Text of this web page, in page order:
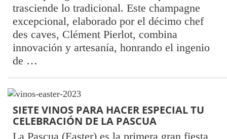
trasciende lo tradicional. Este champagne
excepcional, elaborado por el décimo chef
des caves, Clément Pierlot, combina
innovación y artesanía, honrando el ingenio
de …
SIETE VINOS PARA HACER ESPECIAL TU
CELEBRACIÓN DE LA PASCUA
La Pascua (Easter) es la primera gran fiesta